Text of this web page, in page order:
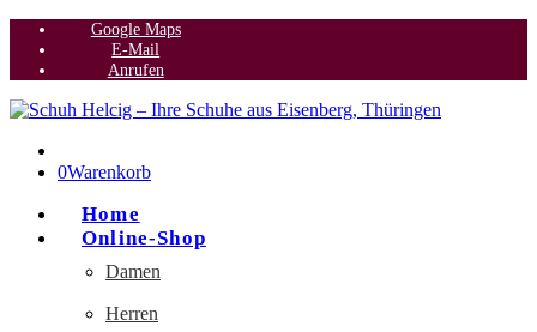
Google Maps
E-Mail
Anrufen
0Warenkorb
Home
Online-Shop
Damen
Herren